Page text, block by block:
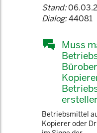
Stand:
Dialog:44081
Muss
Betriebsmittel
Kopierer oder